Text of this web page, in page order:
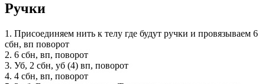
Ручки
1. Присоединяем нить к телу где будут ручки и провязываем 6
сбн, вп поворот
2. 6 сбн, вп, поворот
3. Уб, 2 сбн, уб (4) вп, поворот
4. 4 сбн, вп, поворот